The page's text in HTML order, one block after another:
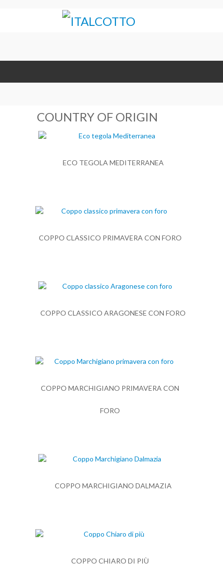
COUNTRY OF ORIGIN
ECO TEGOLA MEDITERRANEA
COPPO CLASSICO PRIMAVERA CON FORO
COPPO CLASSICO ARAGONESE CON FORO
COPPO MARCHIGIANO PRIMAVERA CON
FORO
COPPO MARCHIGIANO DALMAZIA
COPPO CHIARO DI PIÙ